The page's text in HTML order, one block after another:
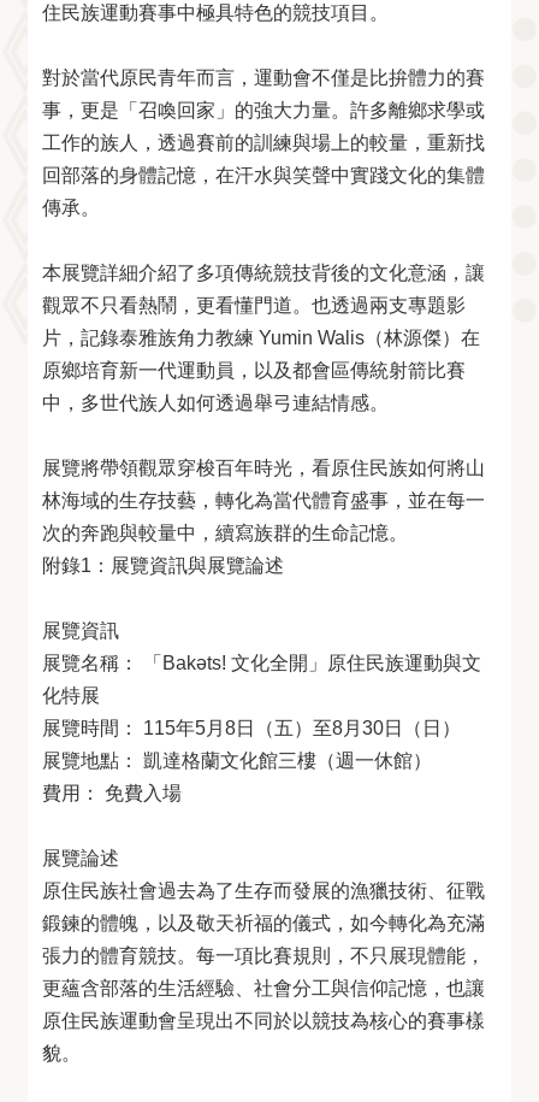
住民族運動賽事中極具特色的競技項目。
對於當代原民青年而言，運動會不僅是比拚體力的賽
事，更是「召喚回家」的強大力量。許多離鄉求學或
工作的族人，透過賽前的訓練與場上的較量，重新找
回部落的身體記憶，在汗水與笑聲中實踐文化的集體
傳承。
本展覽詳細介紹了多項傳統競技背後的文化意涵，讓
觀眾不只看熱鬧，更看懂門道。也透過兩支專題影
片，記錄泰雅族角力教練 Yumin Walis（林源傑）在
原鄉培育新一代運動員，以及都會區傳統射箭比賽
中，多世代族人如何透過舉弓連結情感。
展覽將帶領觀眾穿梭百年時光，看原住民族如何將山
林海域的生存技藝，轉化為當代體育盛事，並在每一
次的奔跑與較量中，續寫族群的生命記憶。
附錄1：展覽資訊與展覽論述
展覽資訊
展覽名稱： 「Bakəts! 文化全開」原住民族運動與文
化特展
展覽時間： 115年5月8日（五）至8月30日（日）
展覽地點： 凱達格蘭文化館三樓（週一休館）
費用： 免費入場
展覽論述
原住民族社會過去為了生存而發展的漁獵技術、征戰
鍛鍊的體魄，以及敬天祈福的儀式，如今轉化為充滿
張力的體育競技。每一項比賽規則，不只展現體能，
更蘊含部落的生活經驗、社會分工與信仰記憶，也讓
原住民族運動會呈現出不同於以競技為核心的賽事樣
貌。